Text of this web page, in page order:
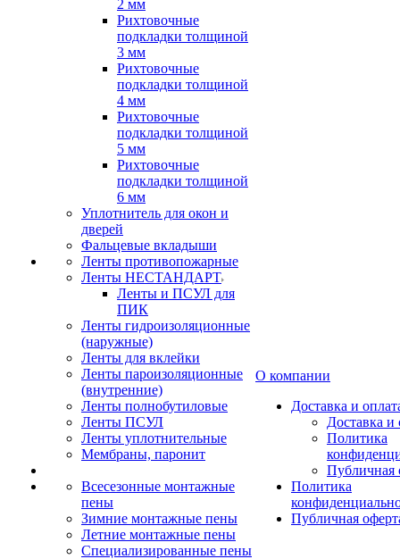
2 мм
Рихтовочные
подкладки толщиной
3 мм
Рихтовочные
подкладки толщиной
4 мм
Рихтовочные
подкладки толщиной
5 мм
Рихтовочные
подкладки толщиной
6 мм
Уплотнитель для окон и
дверей
Фальцевые вкладыши
Ленты противопожарные
Ленты НЕСТАНДАРТ
Ленты и ПСУЛ для
ПИК
Ленты гидроизоляционные
(наружные)
Ленты для вклейки
Ленты пароизоляционные
(внутренние)
Ленты полнобутиловые
Ленты ПСУЛ
Ленты уплотнительные
Мембраны, паронит
Всесезонные монтажные
пены
Зимние монтажные пены
Летние монтажные пены
Специализированные пены
О компании
Доставка и
Доставка и
Политика
Публичная
Политика
Публичная